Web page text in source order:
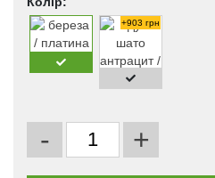
+903 грн
- +